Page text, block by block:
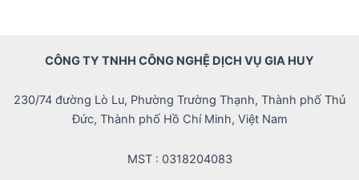
CÔNG TY TNHH CÔNG NGHỆ DỊCH VỤ GIA HUY
230/74 đường Lò Lu, Phường Trường Thạnh, Thành phố Thủ
Đức, Thành phố Hồ Chí Minh, Việt Nam
MST : 0318204083